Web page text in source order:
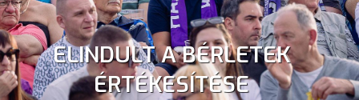
ELINDULT A BÉRLETEK
ÉRTÉKESÍTÉSE